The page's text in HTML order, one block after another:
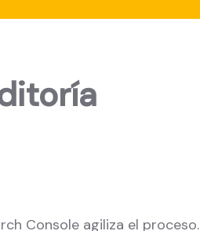
Console agiliza el proceso.